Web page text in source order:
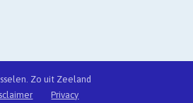
Zo uit Zeeland
Privacy